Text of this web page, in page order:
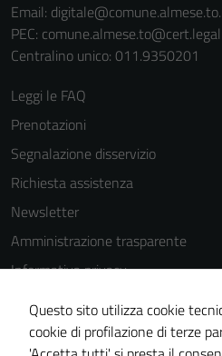
Email:
PEC:
Centralino unico: 011.9350201
Leggi le FAQ
Prenotazioni
Segnalazione disservizio
Richiesta assistenza
Newsletter
Amministrazione trasparente
Informativa privacy
Cookie Policy
Note legali
Questo sito utilizza cookie
cookie di profilazione di terze